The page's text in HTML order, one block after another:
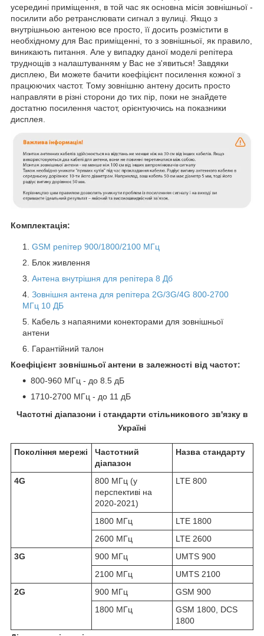
усередині приміщення, в той час як основна місія зовнішньої -
посилити або ретранслювати сигнал з вулиці. Якщо з
внутрішньою антеною все просто, її досить розмістити в
необхідному для Вас приміщенні, то з зовнішньої, як правило,
виникають питання. Але у випадку даної моделі репітера
труднощів з налаштуванням у Вас не з'явиться! Завдяки
дисплею, Ви можете бачити коефіцієнт посилення кожної з
працюючих частот. Тому зовнішню антену досить просто
направляти в різні сторони до тих пір, поки не знайдете
достатню посилення частот, орієнтуючись на показники
дисплея.
Комплектація:
GSM репітер 900/1800/2100 МГц
Блок живлення
Антена внутрішня для репітера 8 Дб
Зовнішня антена для репітера 2G/3G/4G 800-2700
МГц 10 ДБ
Кабель з напаяними конекторами для зовнішньої
антени
Гарантійний талон
Коефіцієнт зовнішньої антени в залежності від частот:
800-960 МГц - до 8.5 дБ
1710-2700 МГц - до 11 дБ
Частотні діапазони і стандарти стільникового зв'язку в
Україні
Покоління мережі
Частотний
діапазон
Назва стандарту
4G
800 МГц (у
перспективі на
2020-2021)
LTE 800
1800 МГц
LTE 1800
2600 МГц
LTE 2600
3G
900 МГц
UMTS 900
2100 МГц
UMTS 2100
2G
900 МГц
GSM 900
1800 МГц
GSM 1800, DCS
1800